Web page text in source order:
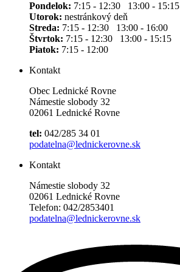
Pondelok: 7:15 - 12:30 13:00 - 15:15
Utorok: nestránkový deň
Streda: 7:15 - 12:30 13:00 - 16:00
Štvrtok: 7:15 - 12:30 13:00 - 15:15
Piatok: 7:15 - 12:00
Kontakt
Obec Lednické Rovne
Námestie slobody 32
02061 Lednické Rovne
tel: 042/285 34 01
podatelna@lednickerovne.sk
Kontakt
Námestie slobody 32
02061 Lednické Rovne
Telefon: 042/2853401
podatelna@lednickerovne.sk